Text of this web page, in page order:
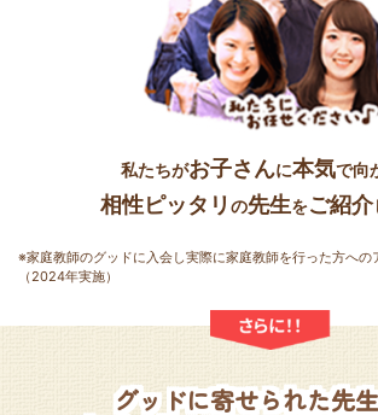
私たちがお子さんに本気で向
相性ピッタリ の先生をご紹介
※家庭教師のグッドに入会し実際に家庭教師を行った方への
（2024年実施）
グッドに寄せられた先